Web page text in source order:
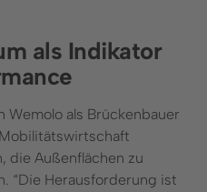
als Indikator
Wemolo als Brückenbauer
die Außenflächen zu
“Die Herausforderung ist